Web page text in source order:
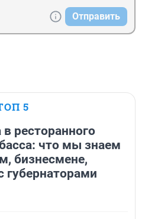
Отправить
5
ресторанного
что мы знаем
бизнесмене,